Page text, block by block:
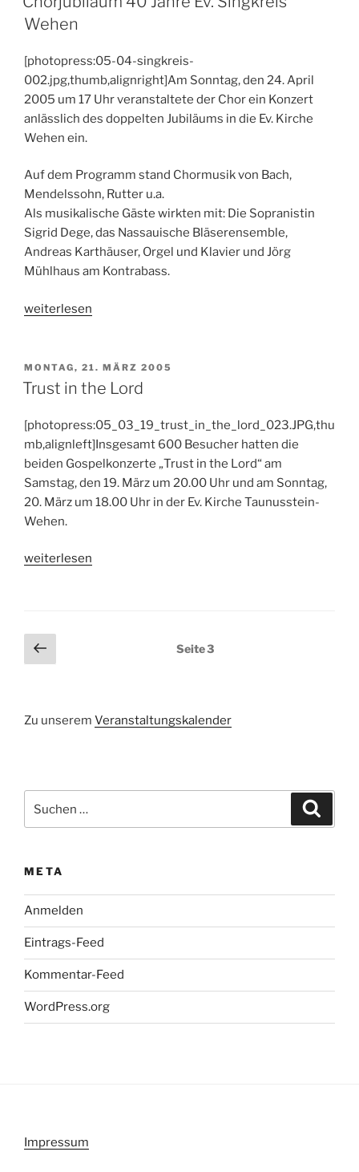
Wehen
[photopress:05-04-singkreis-
002.jpg,thumb,alignright]Am Sonntag, den 24. April
2005 um 17 Uhr veranstaltete der Chor ein Konzert
anlässlich des doppelten Jubiläums in die Ev. Kirche
Wehen ein.
Auf dem Programm stand Chormusik von Bach,
Mendelssohn, Rutter u.a.
Als musikalische Gäste wirkten mit: Die Sopranistin
Sigrid Dege, das Nassauische Bläserensemble,
Andreas Karthäuser, Orgel und Klavier und Jörg
Mühlhaus am Kontrabass.
„Chorjubiläum
Ev.
Singkreis
weiterlesen
VERÖFFENTLICHT
AM
MONTAG, 21. MÄRZ 2005
Trust in the Lord
[photopress:05_03_19_trust_in_the_lord_023.JPG,thu
mb,alignleft]Insgesamt 600 Besucher hatten die
beiden Gospelkonzerte „Trust in the Lord“ am
Samstag, den 19. März um 20.00 Uhr und am Sonntag,
20. März um 18.00 Uhr in der Ev. Kirche Taunusstein-
Wehen.
„Trust
weiterlesen
Seitennummerierung
der
Vorherige
Seite
Seite3
Zu unserem Veranstaltungskalender
nach:
META
Anmelden
Eintrags-Feed
Kommentar-Feed
WordPress.org
Impressum